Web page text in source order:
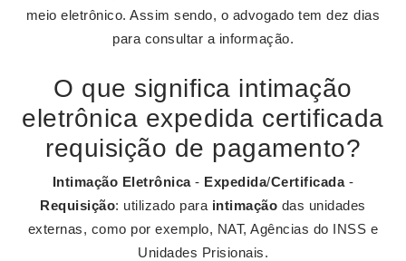
meio eletrônico. Assim sendo, o advogado tem dez dias
para consultar a informação.
O que significa intimação
eletrônica expedida certificada
requisição de pagamento?
Intimação Eletrônica- Expedida/Certificada-
Requisição: utilizado para intimação das unidades
externas, como por exemplo, NAT, Agências do INSS e
Unidades Prisionais.